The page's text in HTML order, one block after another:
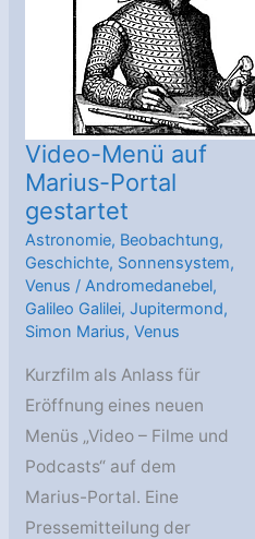
Video-Menü auf
Marius-Portal
gestartet
Astronomie, Beobachtung,
Geschichte, Sonnensystem,
Venus /Andromedanebel,
Galileo Galilei,Jupitermond,
Simon Marius,Venus
Kurzfilm als Anlass für
Eröffnung eines neuen
Menüs „Video – Filme und
Podcasts“ auf dem
Marius-Portal. Eine
Pressemitteilung der